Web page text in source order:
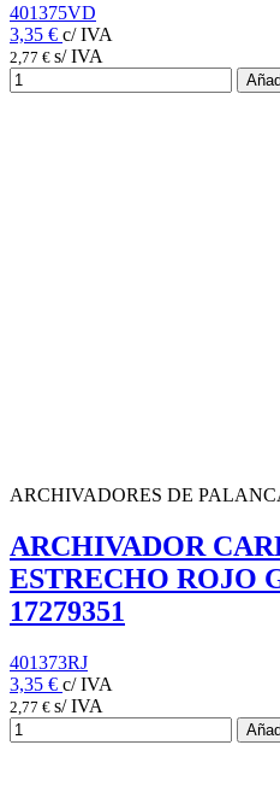
401375VD
3,35 € c/ IVA
2,77 € s/ IVA
ARCHIVADORES DE
ARCHIVADOR
ESTRECHO ROJO
17279351
401373RJ
3,35 € c/ IVA
2,77 € s/ IVA